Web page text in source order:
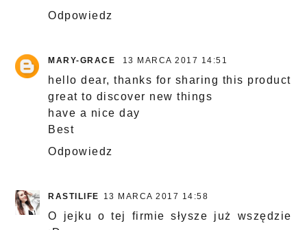
Odpowiedz
MARY-GRACE 13 MARCA 2017 14:51
hello dear, thanks for sharing this product
great to discover new things
have a nice day
Best
Odpowiedz
RASTILIFE 13 MARCA 2017 14:58
O jejku o tej firmie słysze już wszędzie